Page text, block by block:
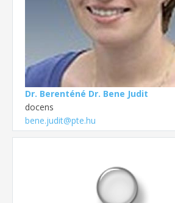
Dr. Berenténé Dr. Bene Judit
docens
bene.judit@pte.hu